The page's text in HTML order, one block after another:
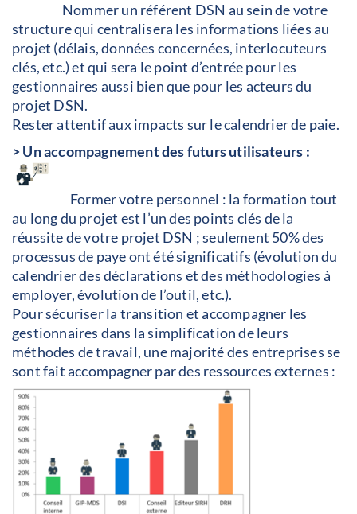
Nommer un référent DSN au sein de votre
structure qui centralisera les informations liées au
projet (délais, données concernées, interlocuteurs
clés, etc.) et qui sera le point d’entrée pour les
gestionnaires aussi bien que pour les acteurs du
projet DSN.
Rester attentif aux impacts sur le calendrier de paie.
> Un accompagnement des futurs utilisateurs :
Former votre personnel : la formation tout
au long du projet est l’un des points clés de la
réussite de votre projet DSN ; seulement 50% des
processus de paye ont été significatifs (évolution du
calendrier des déclarations et des méthodologies à
employer, évolution de l’outil, etc.).
Pour sécuriser la transition et accompagner les
gestionnaires dans la simplification de leurs
méthodes de travail, une majorité des entreprises se
sont fait accompagner par des ressources externes :